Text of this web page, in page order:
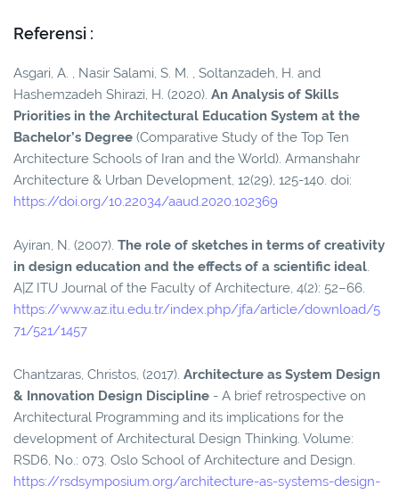
Referensi :
Asgari, A. , Nasir Salami, S. M. , Soltanzadeh, H. and
Hashemzadeh Shirazi, H. (2020). An Analysis of Skills
Priorities in the Architectural Education System at the
Bachelor’s Degree (Comparative Study of the Top Ten
Architecture Schools of Iran and the World). Armanshahr
Architecture & Urban Development, 12(29), 125-140. doi:
https://doi.org/10.22034/aaud.2020.102369
Ayiran, N. (2007). The role of sketches in terms of creativity
in design education and the effects of a scientific ideal.
A|Z ITU Journal of the Faculty of Architecture, 4(2): 52–66.
https://www.az.itu.edu.tr/index.php/jfa/article/download/5
71/521/1457
Chantzaras, Christos, (2017). Architecture as System Design
& Innovation Design Discipline - A brief retrospective on
Architectural Programming and its implications for the
development of Architectural Design Thinking. Volume:
RSD6, No.: 073. Oslo School of Architecture and Design.
https://rsdsymposium.org/architecture-as-systems-design-